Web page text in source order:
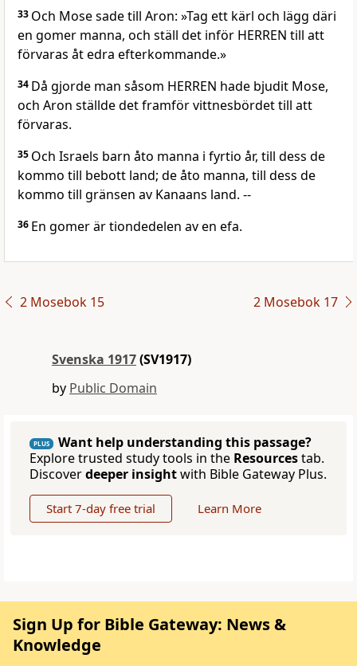
33 Och Mose sade till Aron: »Tag ett kärl och lägg däri
en gomer manna, och ställ det inför HERREN till att
förvaras åt edra efterkommande.»
34 Då gjorde man såsom HERREN hade bjudit Mose,
och Aron ställde det framför vittnesbördet till att
förvaras.
35 Och Israels barn åto manna i fyrtio år, till dess de
kommo till bebott land; de åto manna, till dess de
kommo till gränsen av Kanaans land. --
36 En gomer är tiondedelen av en efa.
2 Mosebok 15 2 Mosebok 17
Svenska 1917(SV1917)
by Public Domain
PLUS
Want help understanding this passage?
Explore trusted study tools in the Resourcestab.
Discoverdeeper insightwith Bible Gateway Plus.
Start 7-day free trial Learn More
Sign Up for Bible Gateway: News &
Knowledge